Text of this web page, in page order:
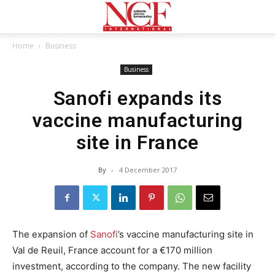
Home Business
Business
Sanofi expands its
vaccine manufacturing
site in France
By - 4 December 2017
The expansion of Sanofi’s vaccine manufacturing site in
Val de Reuil, France account for a €170 million
investment, according to the company. The new facility